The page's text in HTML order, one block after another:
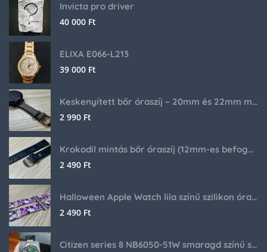
Invicta pro driver
40 000 Ft
ELIXA E066-L213
39 000 Ft
Keskenyített bőr óraszíj – 20mm és 22mm méretben
2 990 Ft
Krokodil mintás bőr óraszíj (12mm-es befogóval rendelkező órához)
2 490 Ft
Halloween Apple Watch lila színű szilikon óraszíj
2 490 Ft
Citizen series 8 NB6050-51W smaragd színű számlappal